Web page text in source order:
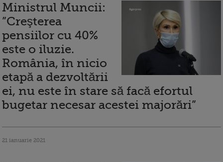
Ministrul Muncii:
”Creşterea
pensiilor cu 40%
este o iluzie.
România, în nicio
etapă a dezvoltării
ei, nu este în stare să facă efortul
bugetar necesar acestei majorări”
21 ianuarie 2021